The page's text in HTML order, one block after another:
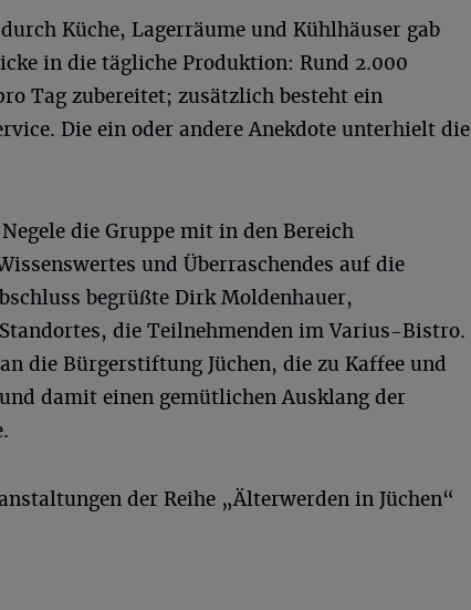
Küche, Lagerräume und Kühlhäuser gab
in die tägliche Produktion: Rund 2.000
Tag zubereitet; zusätzlich besteht ein
Die ein oder andere Anekdote unterhielt die
die Gruppe mit in den Bereich
und Überraschendes auf die
begrüßte Dirk Moldenhauer,
die Teilnehmenden im Varius-Bistro.
die Bürgerstiftung Jüchen, die zu Kaffee und
damit einen gemütlichen Ausklang der
der Reihe „Älterwerden in Jüchen“